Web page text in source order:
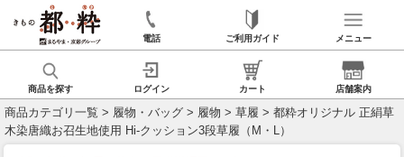
電話 ご利用ガイド メニュー
商品を探す ログイン カート 店舗案内
商品カテゴリ一覧 > 履物・バッグ > 履物 > 草履 > 都粋オリジナル 正絹草
木染唐織お召生地使用 Hi-クッション3段草履（M・L）